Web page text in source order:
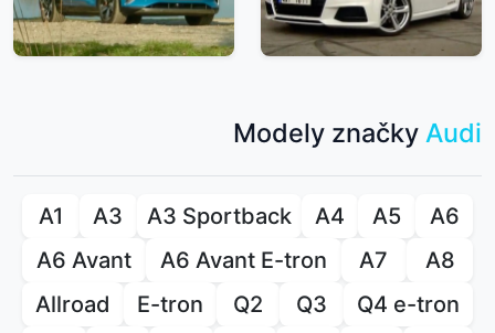
Modely značky Audi
A1 A3 A3 Sportback A4 A5
A6
A6 Avant
A6 Avant E-tron A7
A8
Allroad
E-tron Q2 Q3
Q4 e-tron